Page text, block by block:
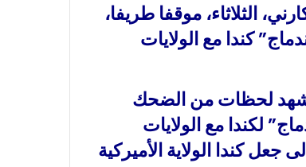
الثلاثاء، موقفا طريفا،
كندا مع الولايات
شهد لحظات من الضحك
لكندا مع الولايات
كندا الولاية الأميركية